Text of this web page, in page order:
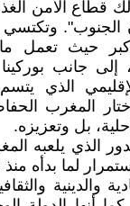
قطاع الأمن
الجنوب". وتكتسي
أكبر حيث تعمل
جانب
الذي يتسم
المغرب
بل وتعزيزه.
الذي يلعبه
لما بدأه
والدينية